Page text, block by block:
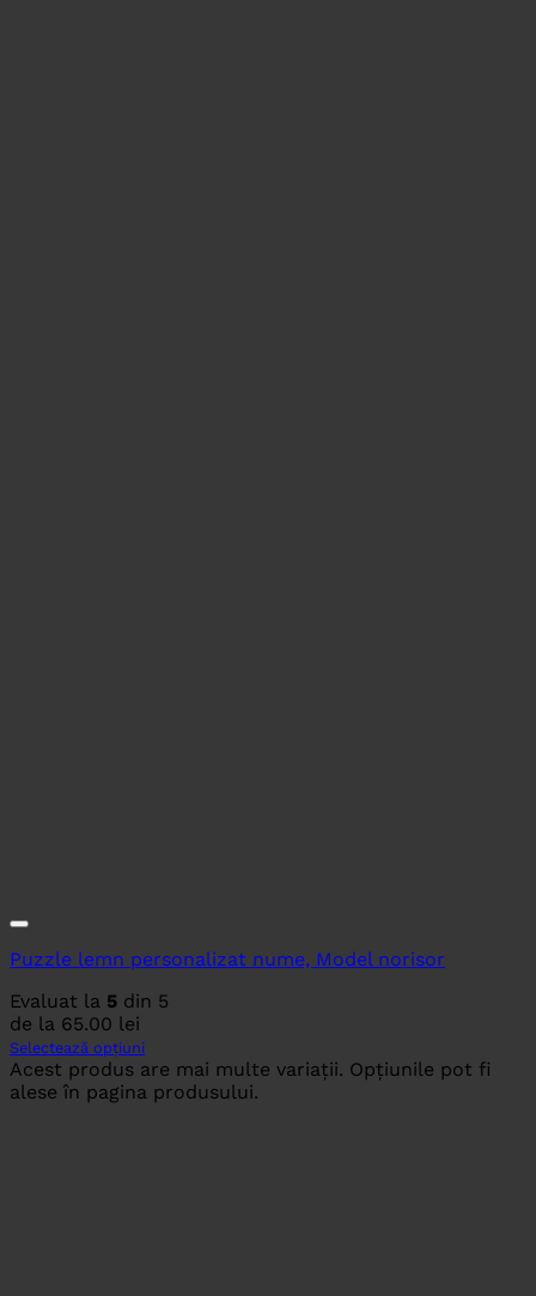
Puzzle lemn personalizat nume, Model norisor
Evaluat la 5 din 5
de la 65.00 lei
Selectează opțiuni
Acest produs are mai multe variații. Opțiunile pot fi
alese în pagina produsului.